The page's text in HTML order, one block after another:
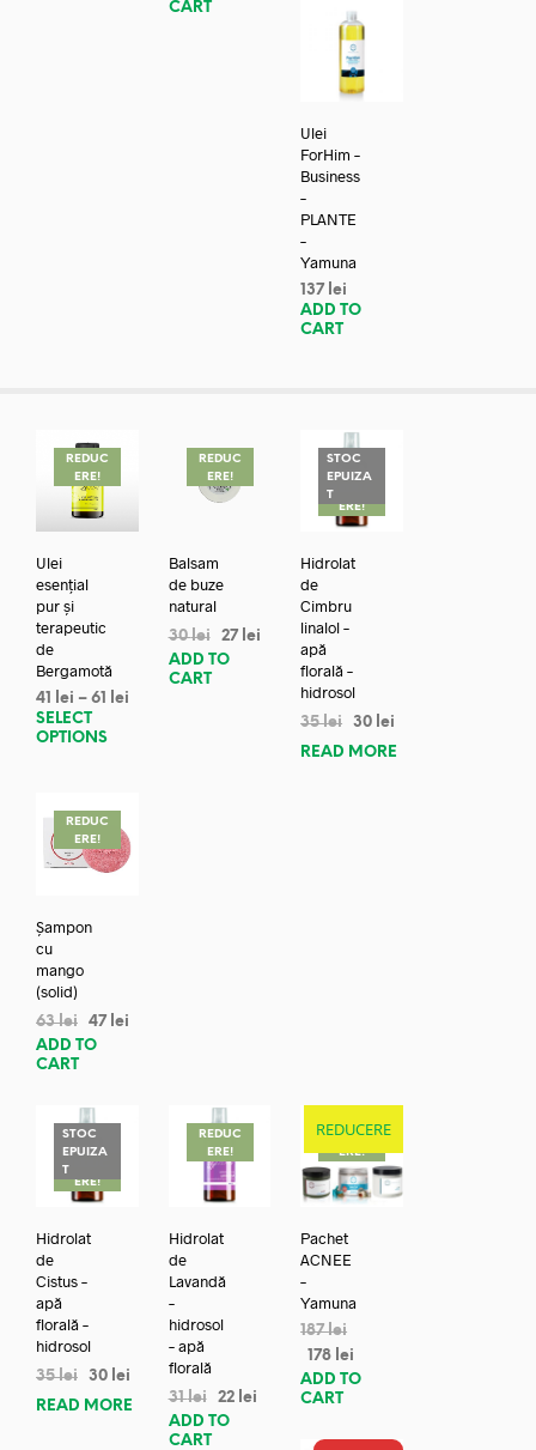
CART
Ulei
ForHim –
Business
–
PLANTE
–
Yamuna
137 lei
ADD TO
CART
REDUC
ERE!
Ulei
esențial
pur și
terapeutic
de
Bergamotă
41 lei – 61
lei
SELECT
OPTIONS
REDUC
ERE!
Balsam
de buze
natural
30lei 27 lei
ADD TO
CART
STOC
EPUIZA
TREDUC
ERE!
Hidrolat
de
Cimbru
linalol –
apă
florală –
hidrosol
35lei 30 lei
READ MORE
REDUC
ERE!
Șampon
cu
mango
(solid)
63lei 47 lei
ADD TO
CART
STOC
EPUIZA
TREDUC
ERE!
Hidrolat
de
Cistus –
apă
florală –
hidrosol
35lei 30 lei
READ MORE
REDUC
ERE!
Hidrolat
de
Lavandă
–
hidrosol
– apă
florală
31lei 22 lei
ADD TO
CART
REDUCERE
REDUC
ERE!
Pachet
ACNEE
–
Yamuna
187lei
178 lei
ADD TO
CART